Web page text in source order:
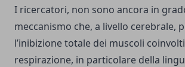
I ricercatori, non sono ancora in
meccanismo che, a livello cerebrale,
l’inibizione totale dei muscoli
respirazione, in particolare della